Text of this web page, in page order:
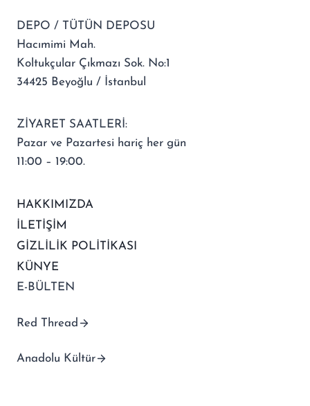
DEPO / TÜTÜN DEPOSU
Hacımimi Mah.
Koltukçular Çıkmazı Sok. No:1
34425 Beyoğlu / İstanbul
ZİYARET SAATLERİ:
Pazar ve Pazartesi hariç her gün
11:00 – 19:00.
HAKKIMIZDA
İLETİŞİM
GİZLİLİK POLİTİKASI
KÜNYE
E-BÜLTEN
Red Thread
Anadolu Kültür